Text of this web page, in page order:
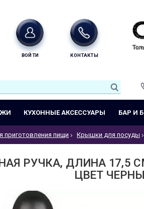
ВОЙТИ КОНТАКТЫ
КУХОННЫЕ АКСЕССУАРЫ БАР И
приготовления пищи Крышки для посуды
РУЧКА, ДЛИНА 17,5
ЦВЕТ